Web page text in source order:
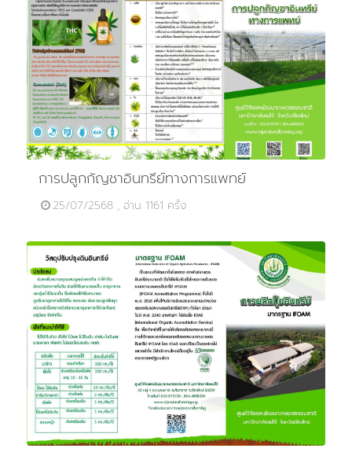
การปลูกกัญชาอินทรีย์ทางการแพทย์
25/07/2568 , อ่าน 1161 ครั้ง